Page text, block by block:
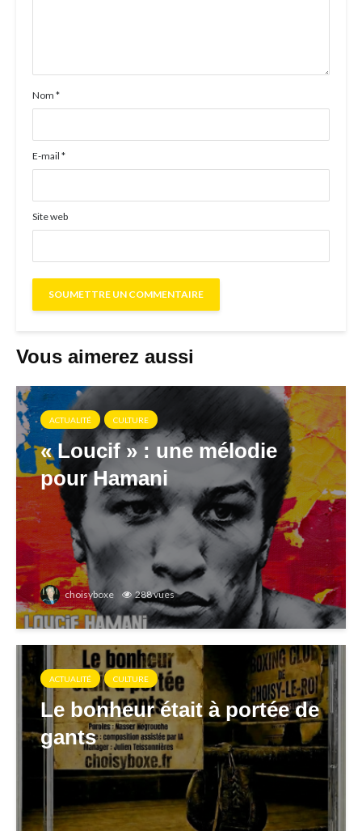
Nom *
E-mail *
Site web
Vous aimerez aussi
ACTUALITÉ CULTURE
« Loucif » : une mélodie
pour Hamani
choisyboxe 288 vues
ACTUALITÉ CULTURE
Le bonheur était à portée de
gants